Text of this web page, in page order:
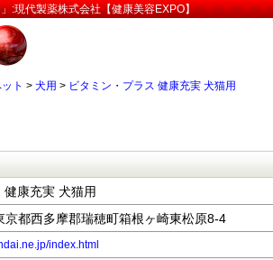
:現代製薬株式会社【健康美容EXPO】
ト > 犬用 > ビタミン・プラス 健康充実 犬猫用
健康充実 犬猫用
都西多摩郡瑞穂町箱根ヶ崎東松原8-4
index.html